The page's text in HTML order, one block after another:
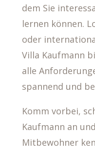
dem Sie
lernen können.
oder
Villa Kaufmann
alle
spannend und
Komm vorbei,
Kaufmann an
Mitbewohner